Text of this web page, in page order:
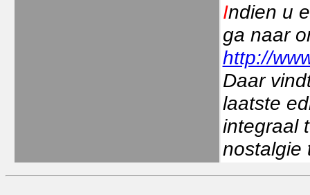
Indien u
ga naar
http://
Daar
laatste
integraal
nostalgie